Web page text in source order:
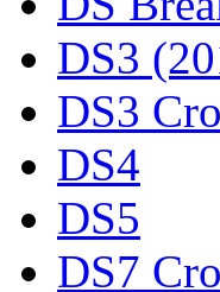
DS3
DS3
DS4
DS5
DS7